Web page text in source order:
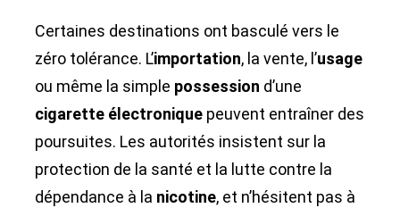
Certaines destinations ont basculé vers le
zéro tolérance. L’importation, la vente, l’usage
ou même la simple possession d’une
cigarette électronique peuvent entraîner des
poursuites. Les autorités insistent sur la
protection de la santé et la lutte contre la
dépendance à la nicotine, et n’hésitent pas à